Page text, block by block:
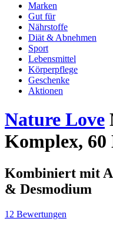
Marken
Gut für
Nährstoffe
Diät & Abnehmen
Sport
Lebensmittel
Körperpflege
Geschenke
Aktionen
Nature Love
Komplex, 60
Kombiniert mit
& Desmodium
12 Bewertungen